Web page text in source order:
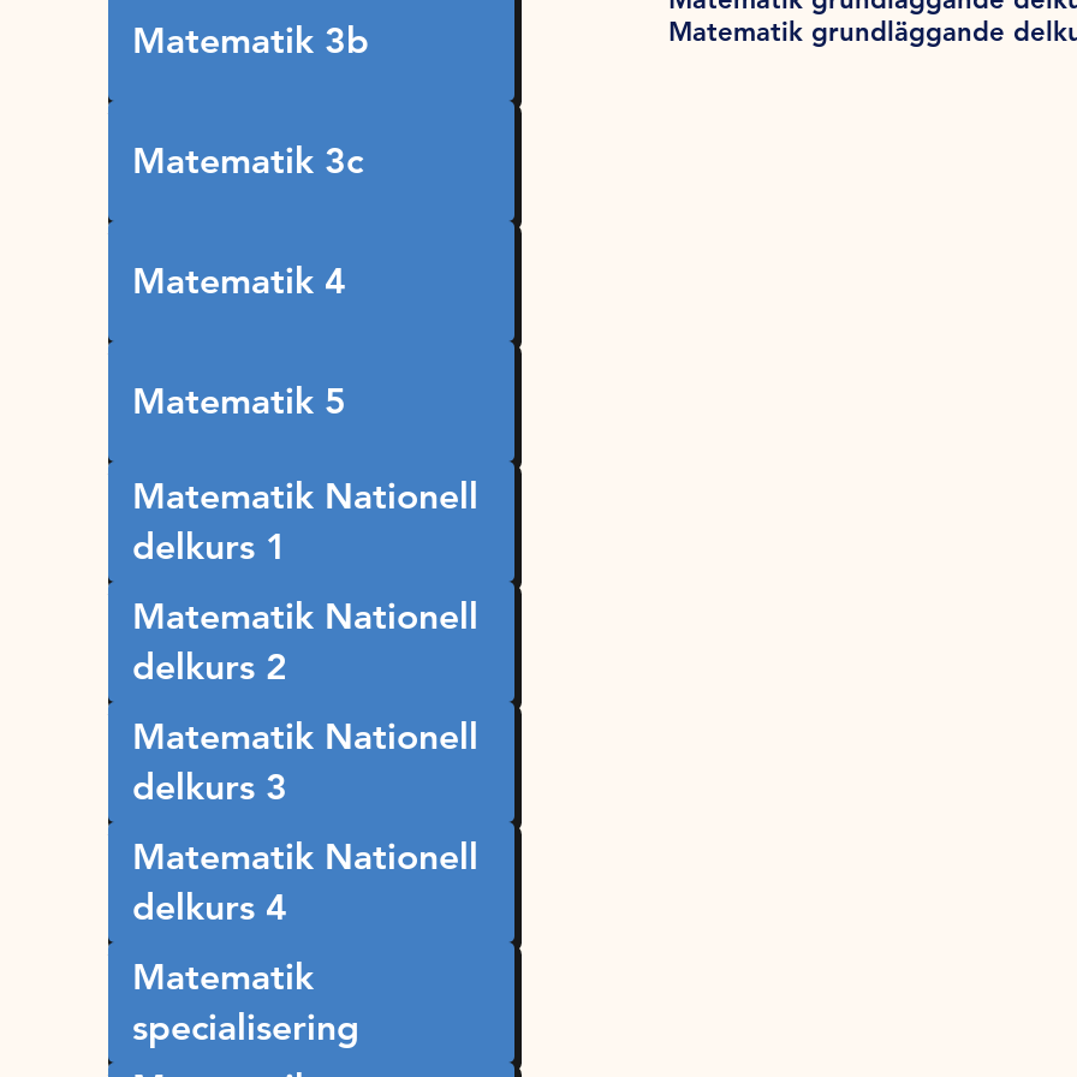
Matematik 3b
Matematik 3c
Matematik 4
Matematik 5
Matematik Nationell
delkurs 1
Matematik Nationell
delkurs 2
Matematik Nationell
delkurs 3
Matematik Nationell
delkurs 4
Matematik
specialisering
Matematik grundläggande